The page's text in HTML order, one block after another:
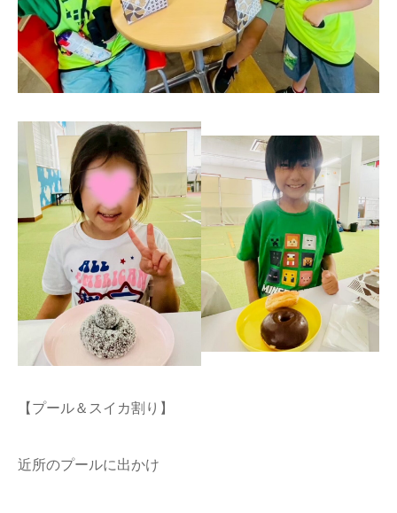
【プール＆スイカ割り】
近所のプールに出かけ